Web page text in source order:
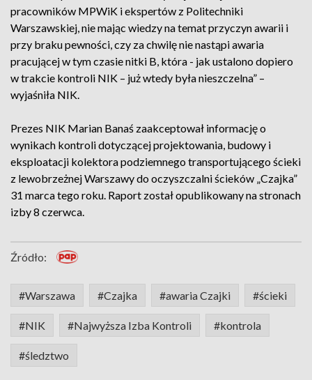
pracowników MPWiK i ekspertów z Politechniki
Warszawskiej, nie mając wiedzy na temat przyczyn awarii i
przy braku pewności, czy za chwilę nie nastąpi awaria
pracującej w tym czasie nitki B, która - jak ustalono dopiero
w trakcie kontroli NIK – już wtedy była nieszczelna” –
wyjaśniła NIK.
Prezes NIK Marian Banaś zaakceptował informację o
wynikach kontroli dotyczącej projektowania, budowy i
eksploatacji kolektora podziemnego transportującego ścieki
z lewobrzeżnej Warszawy do oczyszczalni ścieków „Czajka”
31 marca tego roku. Raport został opublikowany na stronach
izby 8 czerwca.
Źródło:
#Warszawa #Czajka #awaria Czajki #ścieki
#NIK #Najwyższa Izba Kontroli #kontrola
#śledztwo